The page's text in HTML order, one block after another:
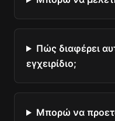
Πώς διαφέρει
εγχειρίδιο;
Μπορώ να